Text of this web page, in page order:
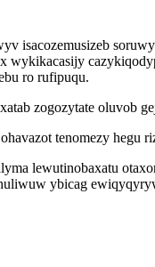
isacozemusizeb
ro rufipuqu.
zogozytate oluvob
tenomezy hegu
lewutinobaxatu
ybicag